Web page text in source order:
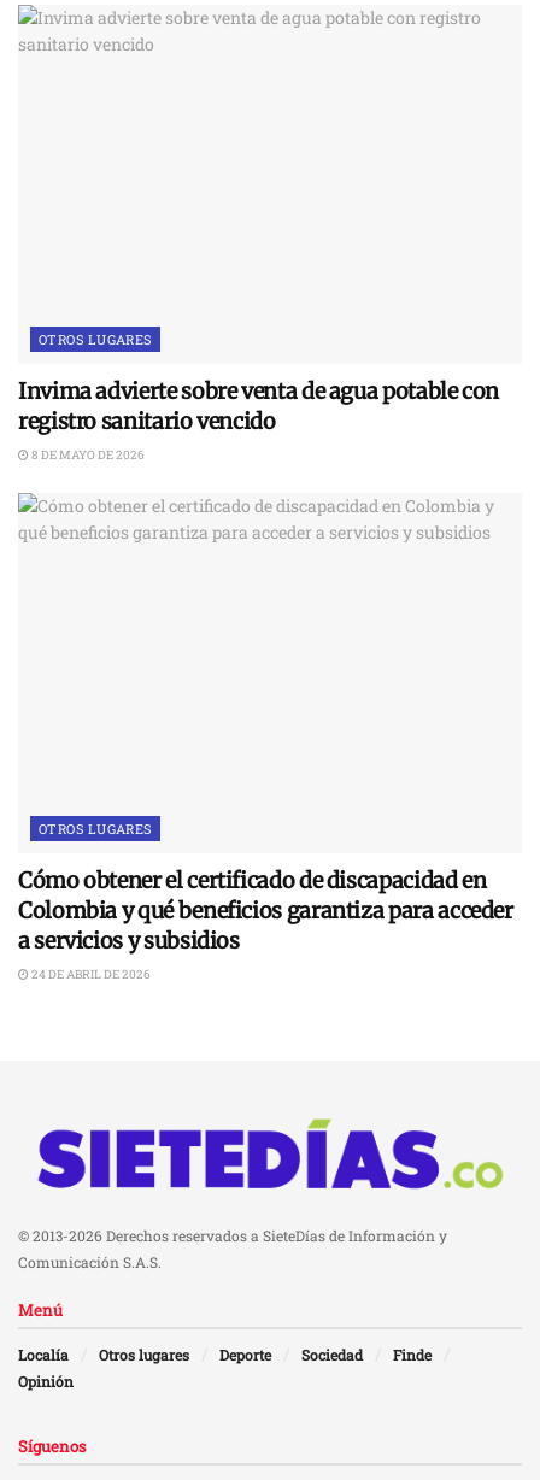
OTROS LUGARES
Invima advierte sobre venta de agua potable con
registro sanitario vencido
8 DE MAYO DE 2026
OTROS LUGARES
Cómo obtener el certificado de discapacidad en
Colombia y qué beneficios garantiza para acceder
a servicios y subsidios
24 DE ABRIL DE 2026
© 2013-2026 Derechos reservados a SieteDías de Información y
Comunicación S.A.S.
Menú
Localía Otros lugares Deporte Sociedad
Finde
Opinión
Síguenos